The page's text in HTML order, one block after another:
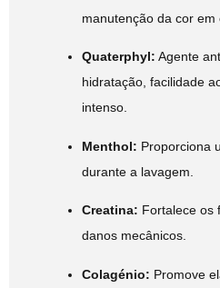
manutenção da cor em
Quaterphyl: Agente
hidratação, facilidade
intenso.
Menthol: Proporciona
durante a lavagem.
Creatina: Fortalece os
danos mecânicos.
Colagénio: Promove